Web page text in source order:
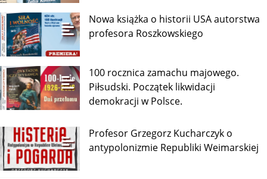
Nowa książka o historii USA autorstwa
profesora Roszkowskiego
100 rocznica zamachu majowego.
Piłsudski. Początek likwidacji
demokracji w Polsce.
Profesor Grzegorz Kucharczyk o
antypolonizmie Republiki Weimarskiej